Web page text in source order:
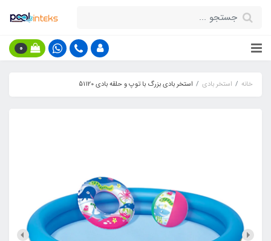
0
خانه استخر بادی استخر بادی بزرگ با توپ و حلقه بادی 51120